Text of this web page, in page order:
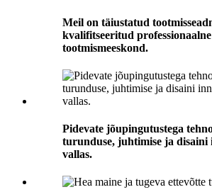
Meil on täiustatud
kvalifitseeritud professionaalne
tootmismeeskond.
Pidevate jõupingutustega
turunduse, juhtimise ja disaini
vallas.